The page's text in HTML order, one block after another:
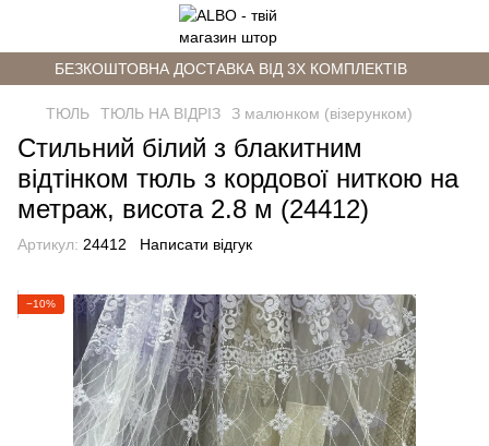
БЕЗКОШТОВНА ДОСТАВКА ВІД 3Х КОМПЛЕКТІВ
ТЮЛЬ ТЮЛЬ НА ВІДРІЗ З малюнком (візерунком)
Стильний білий з блакитним
відтінком тюль з кордової ниткою на
метраж, висота 2.8 м (24412)
Артикул: 24412 Написати відгук
−10%